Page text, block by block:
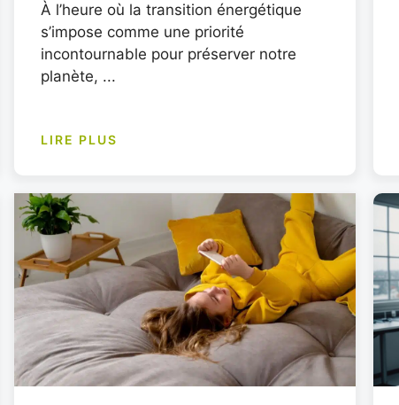
À l’heure où la transition énergétique
s’impose comme une priorité
incontournable pour préserver notre
planète, ...
LIRE PLUS